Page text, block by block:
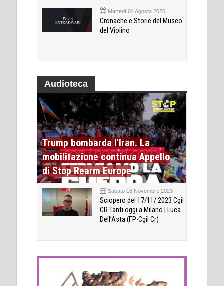
Martedì 04 Agosto 2026
Cronache e Storie del Museo
del Violino
Audioteca
Trump bombarda l'Iran. La
mobilitazione continua Appello
di Stop Rearm Europe
Sabato 18 Novembre 2023
Sciopero del 17/11/ 2023 Cgil
CR Tanti oggi a Milano | Luca
Dell’Asta (FP-Cgil Cr)